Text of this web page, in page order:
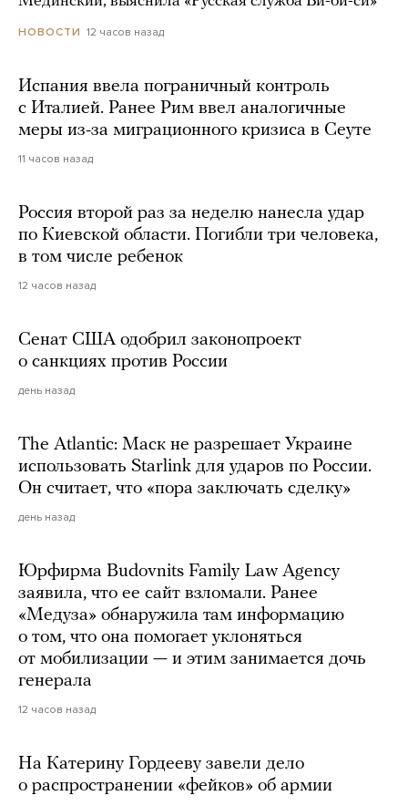
НОВОСТИ 12 часов назад
Испания ввела пограничный контроль
с Италией. Ранее Рим ввел аналогичные
меры из-за миграционного кризиса в Сеуте
11 часов назад
Россия второй раз за неделю нанесла удар
по Киевской области. Погибли три человека,
в том числе ребенок
12 часов назад
Сенат США одобрил законопроект
о санкциях против России
день назад
The Atlantic: Маск не разрешает Украине
использовать Starlink для ударов по России.
Он считает, что «пора заключать сделку»
день назад
Юрфирма Budovnits Family Law Agency
заявила, что ее сайт взломали. Ранее
«Медуза» обнаружила там информацию
о том, что она помогает уклоняться
от мобилизации — и этим занимается дочь
генерала
12 часов назад
На Катерину Гордееву завели дело
о распространении «фейков» об армии